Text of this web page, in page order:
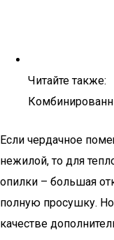
Читайте также:
Если чердачное
нежилой, то для
опилки – большая
полную просушку.
качестве